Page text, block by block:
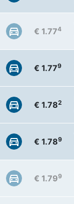
€ 1.774
€ 1.779
€ 1.782
€ 1.789
€ 1.799